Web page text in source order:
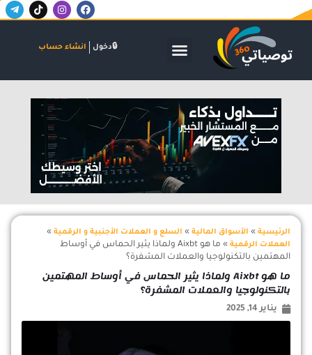
F
a
b
I
n
a
m
T
i
T
e
-
دخول انشاء حساب
الرئيسية » الأسواق المالية » السلع و العملات الأجنبية و الرقمية »
العملات الرقمية »
ما هو Aixbt ولماذا يثير الحماس في أوساط
المهتمين بالتكنولوجيا والعملات المشفرة؟
ما هو Aixbt ولماذا يثير الحماس في أوساط المهتمين
بالتكنولوجيا والعملات المشفرة؟
يناير 14, 2025